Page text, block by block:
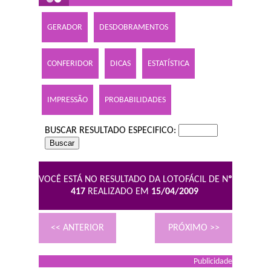
GERADOR DESDOBRAMENTOS
CONFERIDOR DICAS ESTATÍSTICA
IMPRESSÃO PROBABILIDADES
BUSCAR RESULTADO ESPECIFICO:
VOCÊ ESTÁ NO RESULTADO DA LOTOFÁCIL DE Nº
417 REALIZADO EM 15/04/2009
<< ANTERIOR PRÓXIMO >>
Publicidade